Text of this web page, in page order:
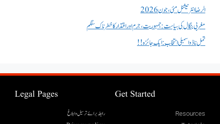
الرضا انٹر نیشنل مئی، جون 2026
مغربی بنگال کی سیاست:جمہوریت، جرم اور اقتدار کا خطرناک سنگم
تمل ناڈو اسمبلی انتخاب : ایک جائزہ !!
Get Started
Resources
Legal Pages
رابطہ برائے ترسیل وابلاغ